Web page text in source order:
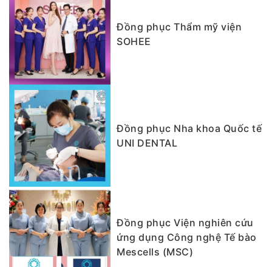
Đồng phục Thẩm mỹ viện
SOHEE
Đồng phục Nha khoa Quốc tế
UNI DENTAL
Đồng phục Viện nghiên cứu
ứng dụng Công nghệ Tế bào
Mescells (MSC)